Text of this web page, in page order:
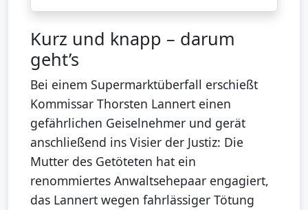
Kurz und knapp – darum
geht’s
Bei einem Supermarktüberfall erschießt
Kommissar Thorsten Lannert einen
gefährlichen Geiselnehmer und gerät
anschließend ins Visier der Justiz: Die
Mutter des Getöteten hat ein
renommiertes Anwaltsehepaar engagiert,
das Lannert wegen fahrlässiger Tötung